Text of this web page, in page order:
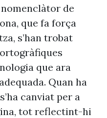
de
que fa força
s’han trobat
que ara
Quan ha
canviat per a
tot reflectint-hi